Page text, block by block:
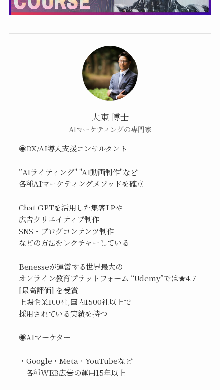
大東 博士
AIマーケティングの専門家
◉DX/AI導入支援コンサルタント
”AIライティング" "AI動画制作"など
各種AIマーケティングメソッドを確立
Chat GPTを活用した集客LPや
広告クリエイティブ制作
SNS・ブログコンテンツ制作
などの方法をレクチャーしている
Benesseが運営する世界最大の
オンライン教育プラットフォーム “Udemy”では★4.7
[最高評価] を受賞
上場企業100社,国内1500社以上で
採用されている実績を持つ
◉AIマーケター
・Google・Meta・YouTubeなど
各種WEB広告の運用15年以上